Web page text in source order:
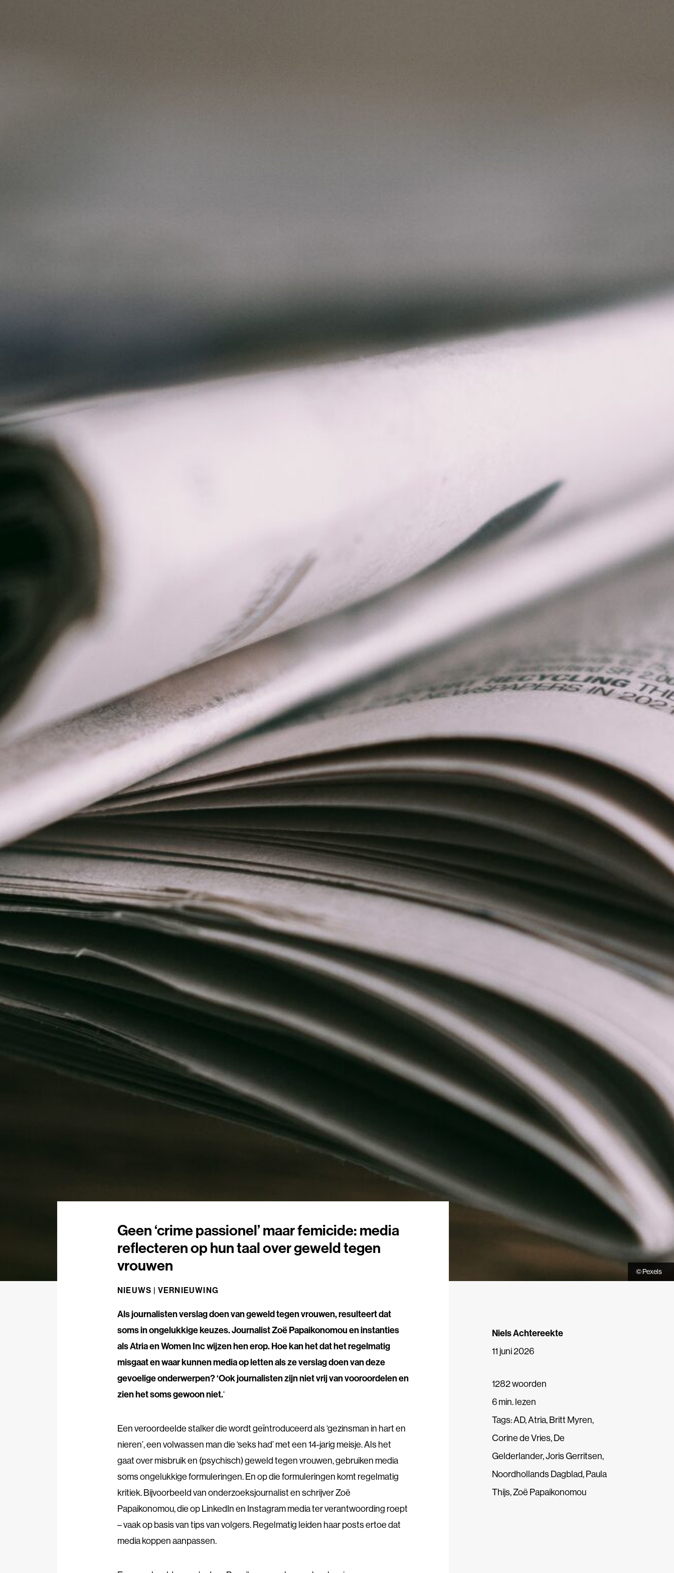
© Pexels
Geen ‘crime passionel’ maar femicide: media
reflecteren op hun taal over geweld tegen
vrouwen
NIEUWS | VERNIEUWING
Als journalisten verslag doen van geweld tegen vrouwen, resulteert dat
soms in ongelukkige keuzes. Journalist Zoë Papaikonomou en instanties
als Atria en Women Inc wijzen hen erop. Hoe kan het dat het regelmatig
misgaat en waar kunnen media op letten als ze verslag doen van deze
gevoelige onderwerpen? ‘Ook journalisten zijn niet vrij van vooroordelen en
zien het soms gewoon niet.‘
Een veroordeelde stalker die wordt geïntroduceerd als ‘gezinsman in hart en
nieren’, een volwassen man die ‘seks had’ met een 14-jarig meisje. Als het
gaat over misbruik en (psychisch) geweld tegen vrouwen, gebruiken media
soms ongelukkige formuleringen. En op die formuleringen komt regelmatig
kritiek. Bijvoorbeeld van onderzoeksjournalist en schrijver Zoë
Papaikonomou, die op LinkedIn en Instagram media ter verantwoording roept
– vaak op basis van tips van volgers. Regelmatig leiden haar posts ertoe dat
media koppen aanpassen.
Niels Achtereekte
11 juni 2026
1282 woorden
6 min. lezen
Tags:AD,Atria,Britt Myren,
Corine de Vries,De
Gelderlander,Joris Gerritsen,
Noordhollands Dagblad,Paula
Thijs,Zoë Papaikonomou